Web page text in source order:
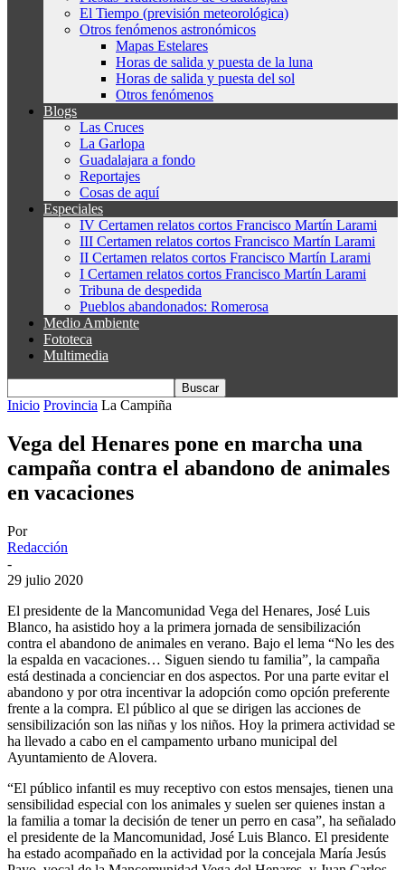
El Tiempo (previsión meteorológica)
Otros fenómenos astronómicos
Mapas Estelares
Horas de salida y puesta de la luna
Horas de salida y puesta del sol
Otros fenómenos
Blogs
Las Cruces
La Garlopa
Guadalajara a fondo
Reportajes
Cosas de aquí
Especiales
IV Certamen relatos cortos Francisco Martín Larami
III Certamen relatos cortos Francisco Martín Larami
II Certamen relatos cortos Francisco Martín Larami
I Certamen relatos cortos Francisco Martín Larami
Tribuna de despedida
Pueblos abandonados: Romerosa
Medio Ambiente
Fototeca
Multimedia
Inicio Provincia La Campiña
Vega del Henares pone en marcha una
campaña contra el abandono de animales
en vacaciones
Por
Redacción
-
29 julio 2020
El presidente de la Mancomunidad Vega del Henares, José Luis
Blanco, ha asistido hoy a la primera jornada de sensibilización
contra el abandono de animales en verano. Bajo el lema “No les des
la espalda en vacaciones… Siguen siendo tu familia”, la campaña
está destinada a concienciar en dos aspectos. Por una parte evitar el
abandono y por otra incentivar la adopción como opción preferente
frente a la compra. El público al que se dirigen las acciones de
sensibilización son las niñas y los niños. Hoy la primera actividad se
ha llevado a cabo en el campamento urbano municipal del
Ayuntamiento de Alovera.
“El público infantil es muy receptivo con estos mensajes, tienen una
sensibilidad especial con los animales y suelen ser quienes instan a
la familia a tomar la decisión de tener un perro en casa”, ha señalado
el presidente de la Mancomunidad, José Luis Blanco. El presidente
ha estado acompañado en la actividad por la concejala María Jesús